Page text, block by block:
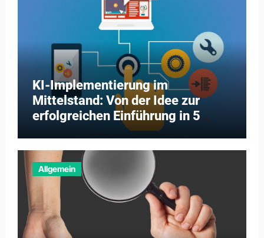
KI-Implementierung im
Mittelstand: Von der Idee zur
erfolgreichen Einführung in 5
Allgemein